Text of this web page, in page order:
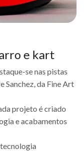
e kart
se nas pistas
Sanchez, da Fine Art
projeto é criado
e acabamentos